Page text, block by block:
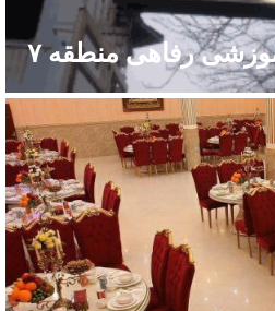
رفاهی منطقه ۷